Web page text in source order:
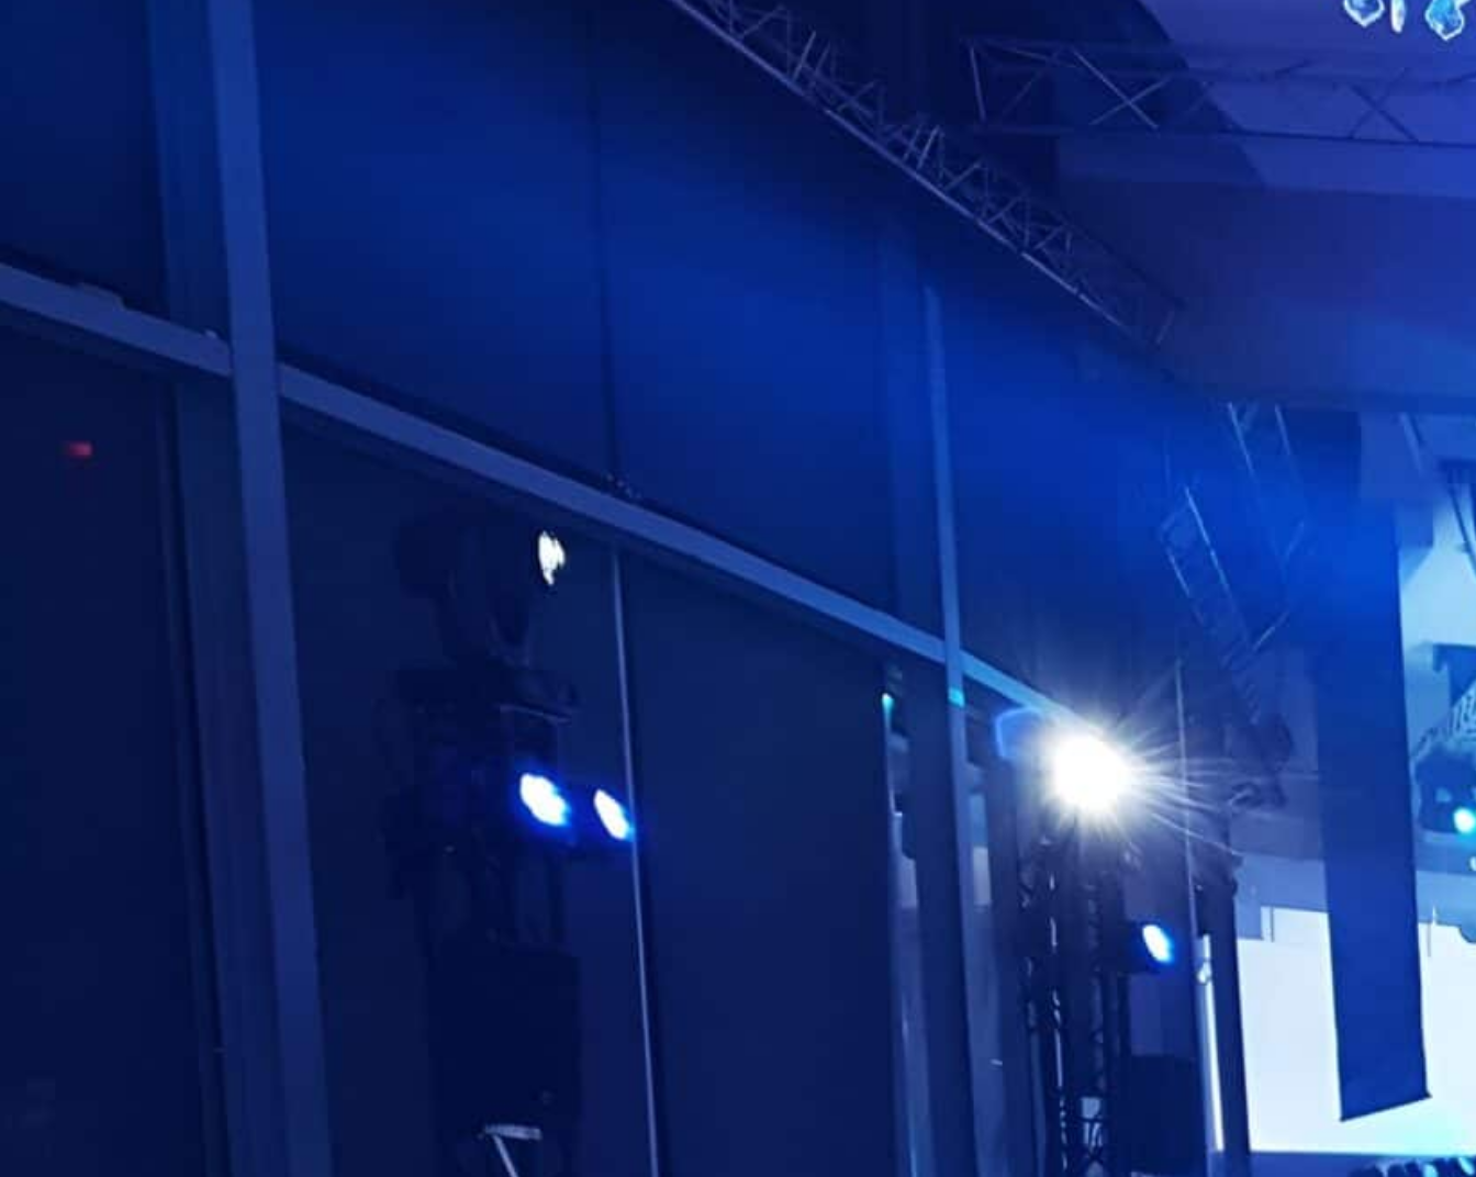
Plateaux-Repas Mariages Contact & Accès